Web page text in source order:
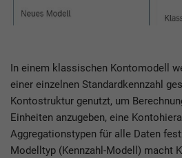
In einem klassischen Kontomodell
einer einzelnen Standardkennzahl
Kontostruktur genutzt, um
Einheiten anzugeben, eine
Aggregationstypen für alle Daten
Modelltyp (Kennzahl-Modell) macht